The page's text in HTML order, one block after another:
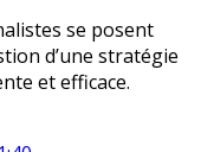
se posent
d’une stratégie
et efficace.